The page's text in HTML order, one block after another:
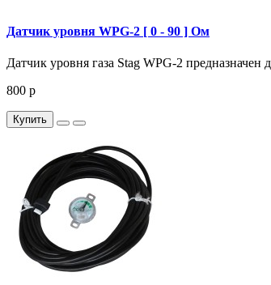
Датчик уровня WPG-2 [ 0 - 90 ] Ом
Датчик уровня газа Stag WPG-2 предназначен
800 р
Купить